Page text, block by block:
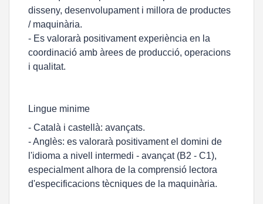
disseny, desenvolupament i millora de productes
/ maquinària.
- Es valorarà positivament experiència en la
coordinació amb àrees de producció, operacions
i qualitat.
Lingue minime
- Català i castellà: avançats.
- Anglès: es valorarà positivament el domini de
l'idioma a nivell intermedi - avançat (B2 - C1),
especialment alhora de la comprensió lectora
d'especificacions tècniques de la maquinària.